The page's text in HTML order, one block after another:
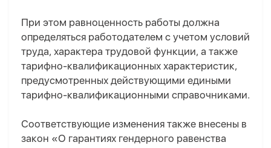
При этом равноценность работы должна
определяться работодателем с учетом условий
труда, характера трудовой функции, а также
тарифно-квалификационных характеристик,
предусмотренных действующими едиными
тарифно-квалификационными справочниками.
Соответствующие изменения также внесены в
закон «О гарантиях гендерного равенства